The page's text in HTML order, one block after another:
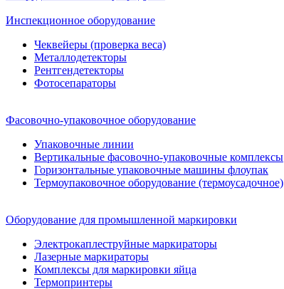
Инспекционное оборудование
Чеквейеры (проверка веса)
Металлодетекторы
Рентгендетекторы
Фотосепараторы
Фасовочно-упаковочное оборудование
Упаковочные линии
Вертикальные фасовочно-упаковочные комплексы
Горизонтальные упаковочные машины флоупак
Термоупаковочное оборудование (термоусадочное)
Оборудование для промышленной маркировки
Электрокаплеструйные маркираторы
Лазерные маркираторы
Комплексы для маркировки яйца
Термопринтеры